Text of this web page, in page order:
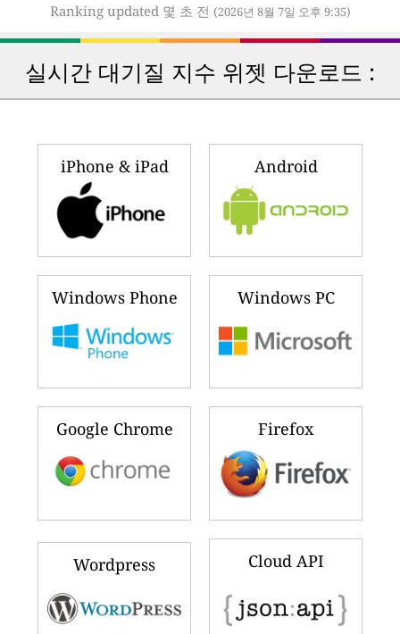
Ranking updated 몇 초 전 (2026년 8월 7일 오후 9:35)
실시간 대기질 지수 위젯 다운로드 :
iPhone & iPad Android
Windows Phone Windows PC
Google Chrome Firefox
Wordpress Cloud API